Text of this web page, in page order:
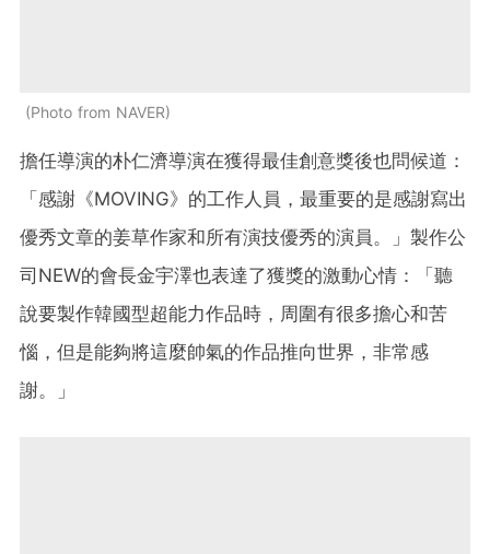
Photo from NAVER
擔任導演的朴仁濟導演在獲得最佳創意獎後也問候道：
「感謝《MOVING》的工作人員，最重要的是感謝寫出
優秀文章的姜草作家和所有演技優秀的演員。」製作公
司NEW的會長金宇澤也表達了獲獎的激動心情：「聽
說要製作韓國型超能力作品時，周圍有很多擔心和苦
惱，但是能夠將這麼帥氣的作品推向世界，非常感
謝。」